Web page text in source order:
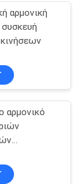
αρμονική
συσκευή
αρμονικό